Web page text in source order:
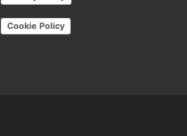
Cookie Policy